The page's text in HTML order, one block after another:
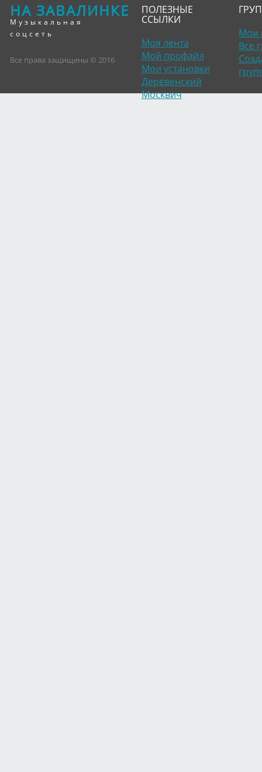
НА ЗАВАЛИНКЕ
Музыкальная
соцсеть
Все права защищены © 2016
ПОЛЕЗНЫЕ
ССЫЛКИ
Моя лента
Мой профайл
Мои установки
Деревенский
Москвич
Мои
Все